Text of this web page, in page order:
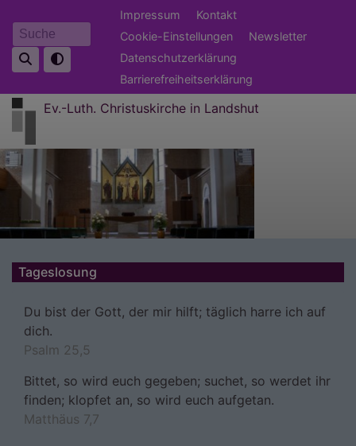
zum
Inhalt
Suche
Fußbereichsmenü
Impressum
Kontakt
Cookie-Einstellungen
Newsletter
Datenschutzerklärung
Barrierefreiheitserklärung
Ev.-Luth. Christuskirche in Landshut
Tageslosung
Du bist der Gott, der mir hilft; täglich harre ich auf
dich.
Psalm 25,5
Bittet, so wird euch gegeben; suchet, so werdet ihr
finden; klopfet an, so wird euch aufgetan.
Matthäus 7,7